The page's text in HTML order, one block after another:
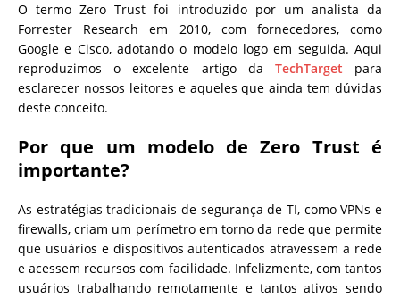
O termo Zero Trust foi introduzido por um analista da
Forrester Research em 2010, com fornecedores, como
Google e Cisco, adotando o modelo logo em seguida. Aqui
reproduzimos o excelente artigo da TechTarget para
esclarecer nossos leitores e aqueles que ainda tem dúvidas
deste conceito.
Por que um modelo de Zero Trust é
importante?
As estratégias tradicionais de segurança de TI, como VPNs e
firewalls, criam um perímetro em torno da rede que permite
que usuários e dispositivos autenticados atravessem a rede
e acessem recursos com facilidade. Infelizmente, com tantos
usuários trabalhando remotamente e tantos ativos sendo